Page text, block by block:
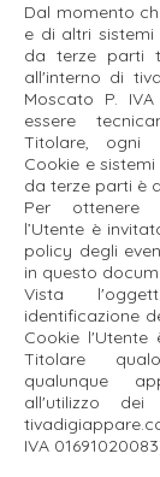
Dal momento
e di altri
da terze parti
all'interno di
Moscato P. IVA
essere
Titolare, ogni
Cookie e
da terze parti è
Per ottenere
l’Utente è
policy degli
in questo
Vista
identificazione
Cookie
Titolare
qualunque
all'utilizzo dei
IVA